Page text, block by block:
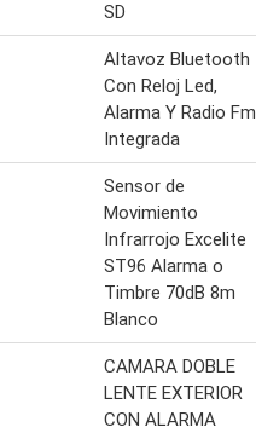
SD
Altavoz Bluetooth
Con Reloj Led,
Alarma Y Radio Fm
Integrada
Sensor de
Movimiento
Infrarrojo Excelite
ST96 Alarma o
Timbre 70dB 8m
Blanco
CAMARA DOBLE
LENTE EXTERIOR
CON ALARMA